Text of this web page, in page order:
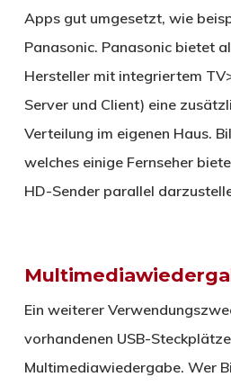
Apps gut umgesetzt, wie
Panasonic. Panasonic bietet
Hersteller mit integriertem
Server und Client) eine
Verteilung im eigenen Haus.
welches einige Fernseher
HD-Sender parallel
Ein weiterer
vorhandenen USB-
Multimediawiedergabe. Wer